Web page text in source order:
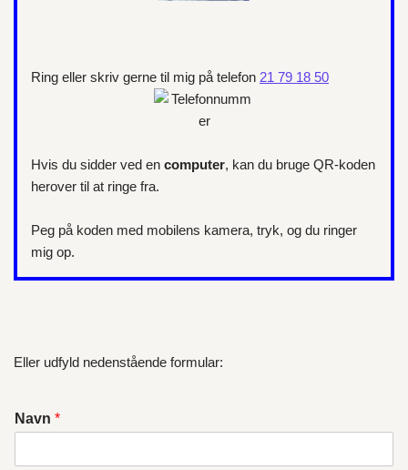
Ring eller skriv gerne til mig på telefon 21 79 18 50
Hvis du sidder ved en computer, kan du bruge QR-koden
herover til at ringe fra.
Peg på koden med mobilens kamera, tryk, og du ringer
mig op.
Eller udfyld nedenstående formular:
Navn *